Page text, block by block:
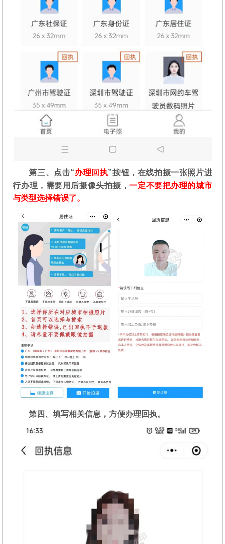
第三、点击“办理回执”按钮，在线拍摄一张照片进
行办理，需要用后摄像头拍摄，一定不要把办理的城市
与类型选择错误了。
第四、填写相关信息，方便办理回执。